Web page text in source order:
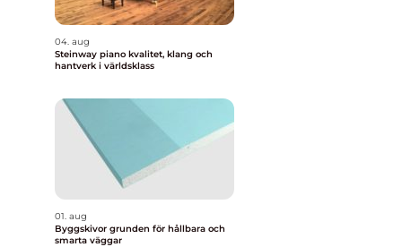
04. aug
Steinway piano kvalitet, klang och
hantverk i världsklass
01. aug
Byggskivor grunden för hållbara och
smarta väggar